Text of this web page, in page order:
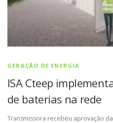
GERAÇÃO DE ENERGIA
ISA Cteep
de baterias na rede
Transmissora recebeu aprovação